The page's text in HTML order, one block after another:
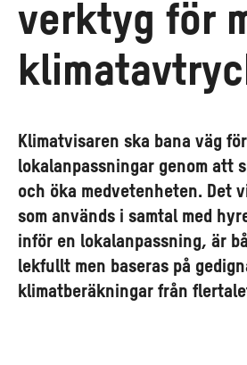
verktyg för
Klimatvisaren ska bana väg
lokalanpassningar genom att
och öka medvetenheten. Det
som används i samtal med
inför en lokalanpassning, är
lekfullt men baseras på
klimatberäkningar från